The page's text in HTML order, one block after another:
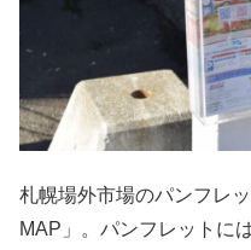
札幌場外市場のパンフレ
MAP」。パンフレットに